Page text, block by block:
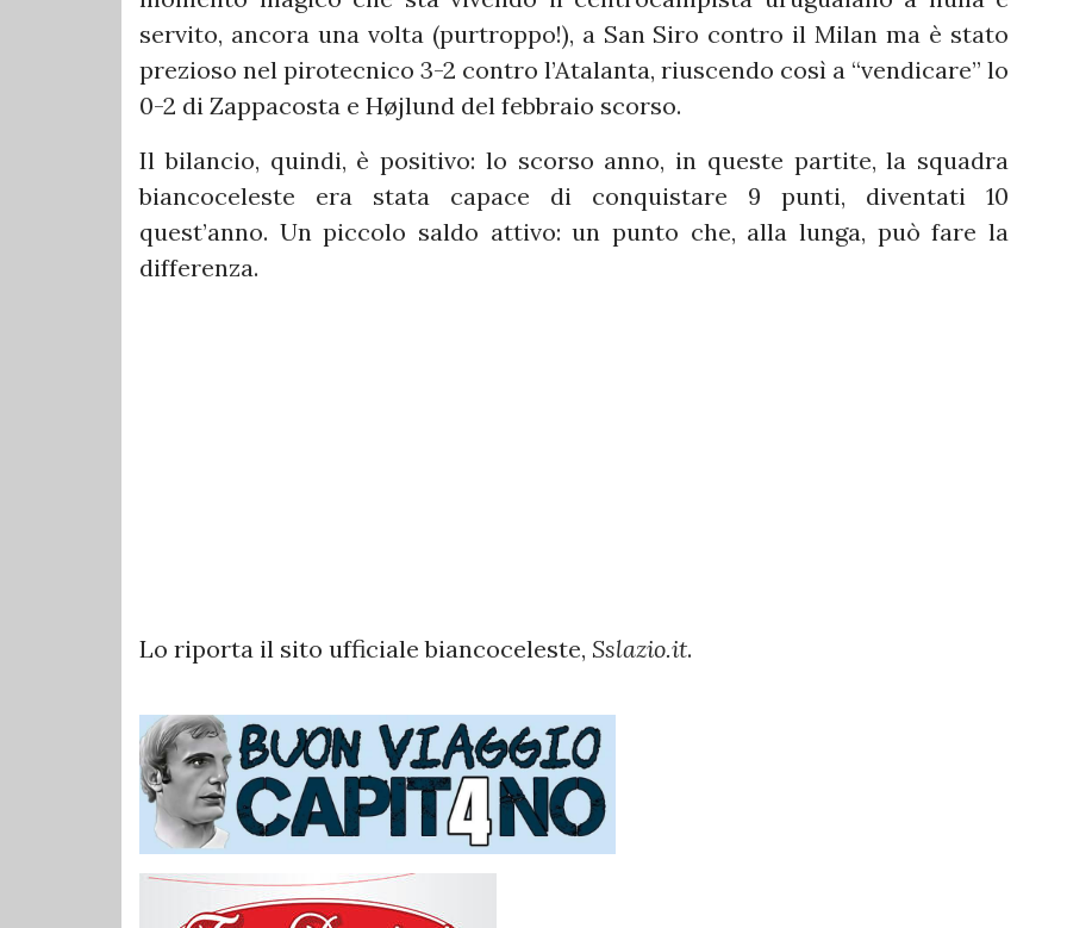
servito, ancora una volta (purtroppo!), a San Siro contro il Milan ma è stato
prezioso nel pirotecnico 3-2 contro l’Atalanta, riuscendo così a “vendicare” lo
0-2 di Zappacosta e Højlund del febbraio scorso.
Il bilancio, quindi, è positivo: lo scorso anno, in queste partite, la squadra
biancoceleste era stata capace di conquistare 9 punti, diventati 10
quest’anno. Un piccolo saldo attivo: un punto che, alla lunga, può fare la
differenza.
Lo riporta il sito ufficiale biancoceleste, Sslazio.it.